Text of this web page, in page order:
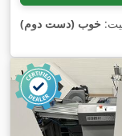
خوب (دست دوم)